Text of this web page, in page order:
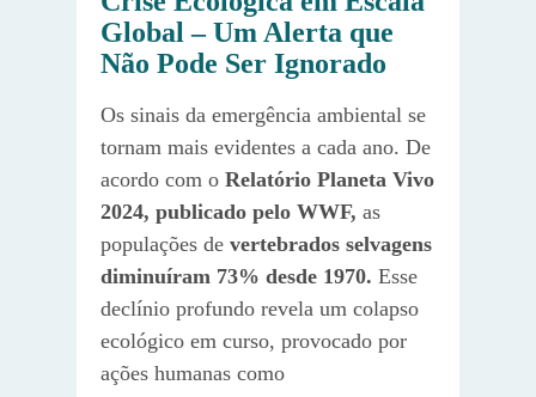
Global – Um Alerta que
Não Pode Ser Ignorado
Os sinais da emergência ambiental se
tornam mais evidentes a cada ano. De
acordo com o Relatório Planeta Vivo
2024, publicado pelo WWF, as
populações de vertebrados selvagens
diminuíram 73% desde 1970. Esse
declínio profundo revela um colapso
ecológico em curso, provocado por
ações humanas como